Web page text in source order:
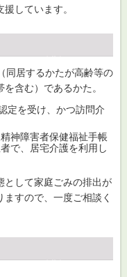
しています。
同居するかたが高齢等の
含む）であるかた。
定を受け、かつ訪問介
神障害者保健福祉手帳
で、居宅介護を利用し
として家庭ごみの排出が
すので、一度ご相談く